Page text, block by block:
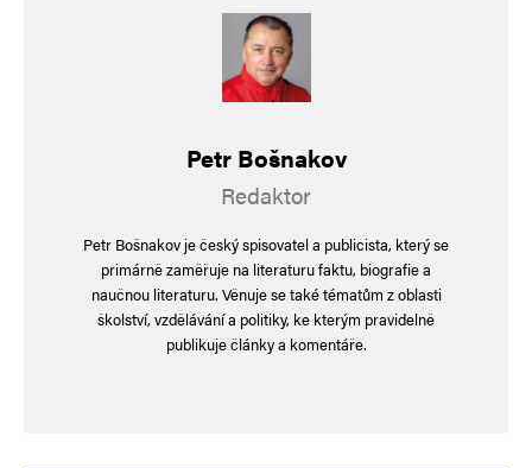
Petr Bošnakov
Redaktor
Petr Bošnakov je český spisovatel a publicista, který se
primárně zaměřuje na literaturu faktu, biografie a
naučnou literaturu. Věnuje se také tématům z oblasti
školství, vzdělávání a politiky, ke kterým pravidelně
publikuje články a komentáře.